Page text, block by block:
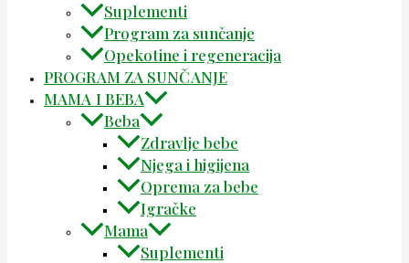
Suplementi
Program za sunčanje
Opekotine i regeneracija
PROGRAM ZA SUNČANJE
MAMA I BEBA
Beba
Zdravlje bebe
Njega i higijena
Oprema za bebe
Igračke
Mama
Suplementi